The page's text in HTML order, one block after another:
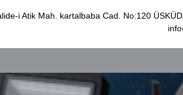
i Atik Mah. kartalbaba Cad. No:120